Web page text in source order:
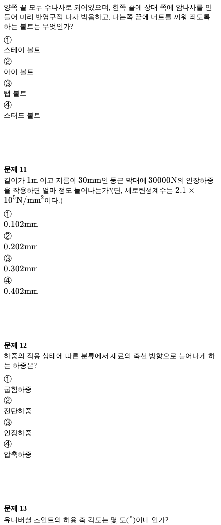
양쪽 끝 모두 수나사로 되어있으며, 한쪽 끝에 상대 쪽에 암나사를 만
들어 미리 반영구적 나사 박음하고, 다는쪽 끝에 너트를 끼워 죄도록
①
스테이 볼트
②
아이 볼트
③
탭 볼트
④
스터드 볼트
문제 11
길이가 1\mathrm
m
1m 이고 지름이 30
\mathrm{mm}
mm
30mm인 둥근 막대에 30000\mathrm
N
30000N의 인장하중
을 작용하면 얼마 정도 늘어나는가?(단, 세로탄성계수는 2.1 ×
105N/mm2
①
0.102
\mathrm{mm}
mm
0.102mm
②
0.202
\mathrm{mm}
mm
0.202mm
③
0.302
\mathrm{mm}
mm
0.302mm
④
0.402
0.402mm
문제 12
하중의 작용 상태에 따른 분류에서 재료의 축선 방향으로 늘어나게 하
①
굽힘하중
②
전단하중
③
인장하중
④
압축하중
문제 13
유니버셜 조인트의 허용 축 각도는 몇 도(°°